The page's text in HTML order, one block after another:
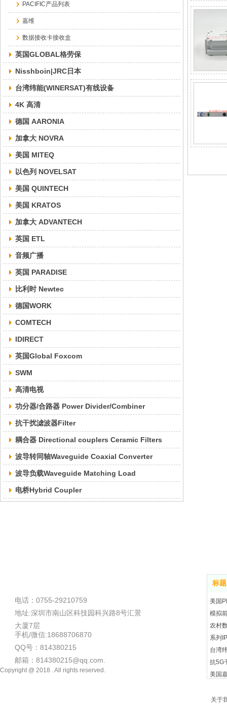
PACIFIC产品列表
嘉维
数据接收卡接收盒
英国GLOBAL格劳保
Nisshboin|JRC日本
台湾纬能(WINERSAT)有线设备
4K 高清
德国 AARONIA
加拿大 NOVRA
美国 MITEQ
以色列 NOVELSAT
美国 QUINTECH
美国 KRATOS
加拿大 ADVANTECH
英国 ETL
音频广播
英国 PARADISE
比利时 Newtec
德国WORK
COMTECH
IDIRECT
英国Global Foxcom
SWM
高清电视
功分器/合路器 Power Divider/Combiner
抗干扰滤波器Filter
耦合器 Directional couplers Ceramic Filters
波导转同轴Waveguide Coaxial Converter
波导负载Waveguide Matching Load
电桥Hybrid Coupler
标题
美国
模拟
农村
系列
台湾
抗5G
美国
思科
电话：0755-29210759
地址:深圳市南山区科技园科兴路8号汇景
大厦7层
Copyright @ 2018 . All rights reserved.
手机/微信:18688706870
QQ号：814380215
邮箱：814380215@qq.com.
关于